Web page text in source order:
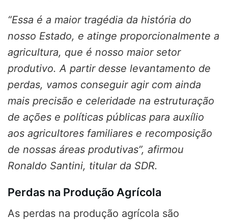
“Essa é a maior tragédia da história do
nosso Estado, e atinge proporcionalmente a
agricultura, que é nosso maior setor
produtivo. A partir desse levantamento de
perdas, vamos conseguir agir com ainda
mais precisão e celeridade na estruturação
de ações e políticas públicas para auxílio
aos agricultores familiares e recomposição
de nossas áreas produtivas”, afirmou
Ronaldo Santini, titular da SDR.
Perdas na Produção Agrícola
As perdas na produção agrícola são